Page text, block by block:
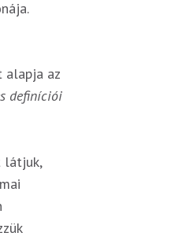
alapja az
definíciói
látjuk,